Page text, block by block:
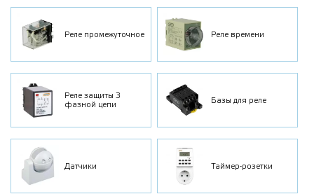
Реле промежуточное Реле времени
Реле защиты 3
фазной цепи
Базы для реле
Датчики Таймер-розетки